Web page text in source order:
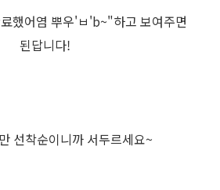
했어염 뿌우'ㅂ'b~"하고 보여주면
된답니다!
선착순이니까 서두르세요~